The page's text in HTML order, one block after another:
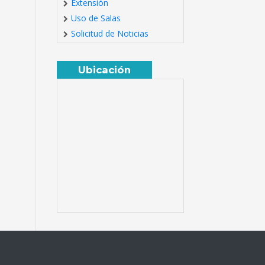
Extensión
Uso de Salas
Solicitud de Noticias
Ubicación